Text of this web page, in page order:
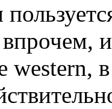
впрочем,
western,